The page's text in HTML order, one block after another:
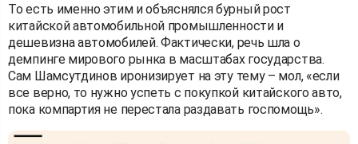
То есть именно этим и объяснялся бурный рост
китайской автомобильной промышленности и
дешевизна автомобилей. Фактически, речь шла о
демпинге мирового рынка в масштабах государства.
Сам Шамсутдинов иронизирует на эту тему – мол, «если
все верно, то нужно успеть с покупкой китайского авто,
пока компартия не перестала раздавать госпомощь».